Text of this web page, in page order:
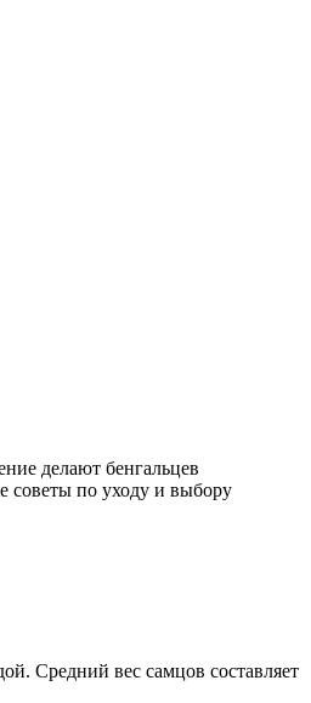
делают бенгальцев
советы по уходу и выбору
Средний вес самцов составляет